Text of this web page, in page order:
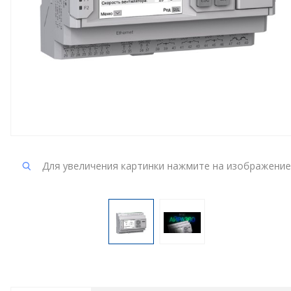
Для увеличения картинки нажмите на изображение